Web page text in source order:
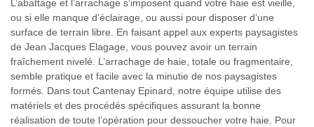
L’abattage et l’arrachage s’imposent quand votre haie est vieille,
ou si elle manque d’éclairage, ou aussi pour disposer d’une
surface de terrain libre. En faisant appel aux experts paysagistes
de Jean Jacques Elagage, vous pouvez avoir un terrain
fraîchement nivelé. L’arrachage de haie, totale ou fragmentaire,
semble pratique et facile avec la minutie de nos paysagistes
formés. Dans tout Cantenay Epinard, notre équipe utilise des
matériels et des procédés spécifiques assurant la bonne
réalisation de toute l’opération pour dessoucher votre haie. Pour